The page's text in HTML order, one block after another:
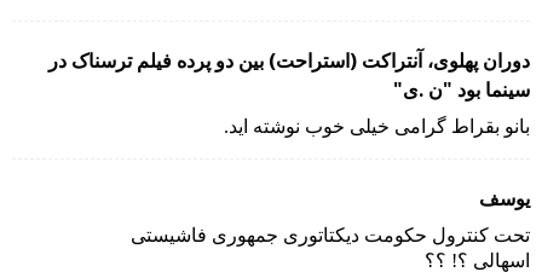
دوران پهلوی، آنتراکت (استراحت) بین دو پرده فیلم ترسناک در
سینما بود "ن .ی"
بانو بقراط گرامی خیلی خوب نوشته اید.
یوسف
تحت کنترول حکومت دیکتاتوری جمهوری فاشیستی
اسهالی ؟! ؟؟